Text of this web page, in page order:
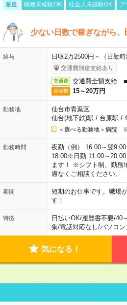
派遣 職種未経験OK 社会人未経験OK ブ
少ない日数で稼ぎながら
給与 日収2万2500円～（日勤
交通費別途支給あり
交通費 交通費全額支給 ■
月収例 15～20万円
勤務地
仙台市青葉区
仙台(地下鉄)駅 / 台原駅 /
＜選べる勤務地＞病院
勤務時間
夜勤（例） 16:00～翌
18:00※日勤 11:00～
ます！ ※シフト制。勤務
慮なくご相談ください。
期間
短期のお仕事です。職
す！
特徴 日払いOK/履歴書不要/40
集/電話対応なし/パソコン
気になる！